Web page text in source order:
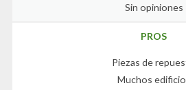
Sin opiniones
PROS
Piezas de
Muchos